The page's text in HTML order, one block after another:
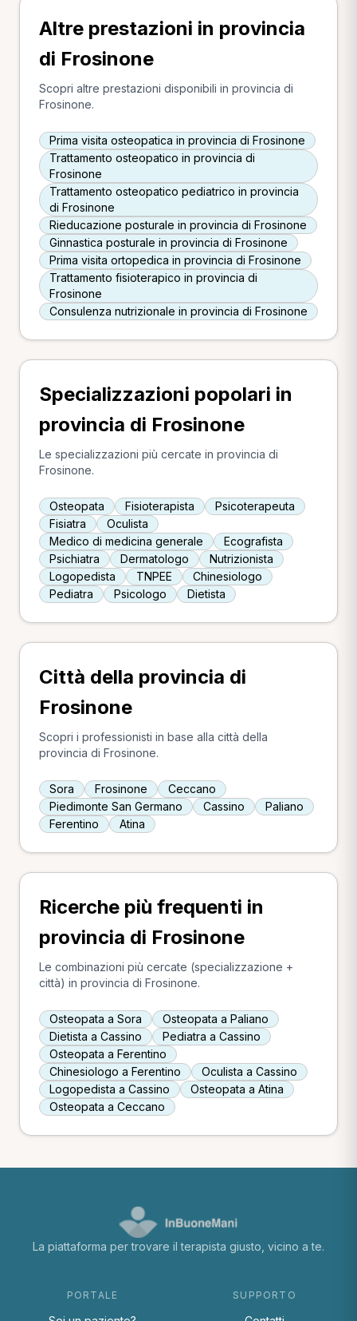
Altre prestazioni in provincia
di Frosinone
Scopri altre prestazioni disponibili in provincia di
Frosinone.
Prima visita osteopatica in provincia di Frosinone
Trattamento osteopatico in provincia di
Frosinone
Trattamento osteopatico pediatrico in provincia
di Frosinone
Rieducazione posturale in provincia di Frosinone
Ginnastica posturale in provincia di Frosinone
Prima visita ortopedica in provincia di Frosinone
Trattamento fisioterapico in provincia di
Frosinone
Consulenza nutrizionale in provincia di Frosinone
Specializzazioni popolari in
provincia di Frosinone
Le specializzazioni più cercate in provincia di
Frosinone.
Osteopata Fisioterapista
Psicoterapeuta
Fisiatra
Oculista
Medico di medicina generale
Ecografista
Psichiatra
Dermatologo
Nutrizionista
Logopedista
TNPEE
Chinesiologo
Pediatra
Psicologo Dietista
Città della provincia di
Frosinone
Scopri i professionisti in base alla città della
provincia di Frosinone.
Sora Frosinone
Ceccano
Piedimonte San Germano
Cassino
Paliano
Ferentino
Atina
Ricerche più frequenti in
provincia di Frosinone
Le combinazioni più cercate (specializzazione +
città) in provincia di Frosinone.
Osteopata a Sora
Osteopata a Paliano
Dietista a Cassino
Pediatra a Cassino
Osteopata a Ferentino
Chinesiologo a Ferentino
Oculista a Cassino
Logopedista a Cassino
Osteopata a Atina
Osteopata a Ceccano
La piattaforma per trovare il terapista giusto, vicino a te.
PORTALE SUPPORTO